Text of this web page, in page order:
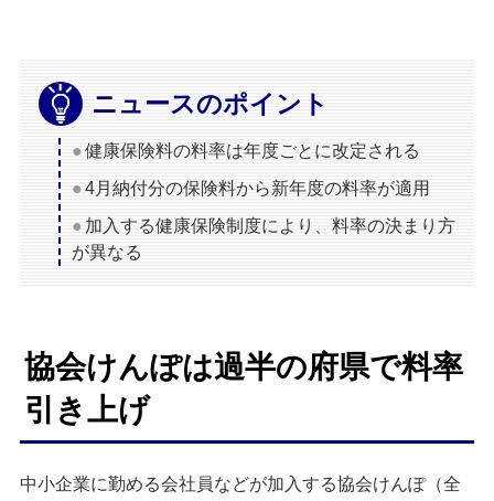
ニュースのポイント
健康保険料の料率は年度ごとに改定される
4月納付分の保険料から新年度の料率が適用
加入する健康保険制度により、料率の決まり方
が異なる
協会けんぽは過半の府県で料率
引き上げ
中小企業に勤める会社員などが加入する協会けんぽ（全